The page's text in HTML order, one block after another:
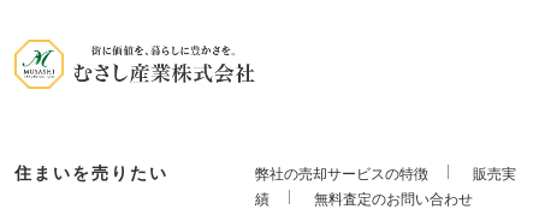
住まいを売りたい 弊社の売却サービスの特徴
販売実
績
無料査定のお問い合わせ